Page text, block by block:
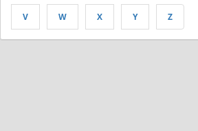
V W X Y Z